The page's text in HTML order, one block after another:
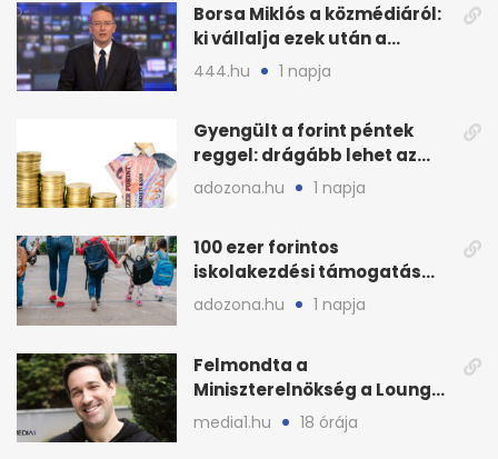
Borsa Miklós a közmédiáról:
ki vállalja ezek után a
munkát?
444.hu 1 napja
Gyengült a forint péntek
reggel: drágább lehet az
euró és a dollár
adozona.hu 1 napja
100 ezer forintos
iskolakezdési támogatás
2026 őszén: adózás,
munkáltatói plusz
adozona.hu 1 napja
Felmondta a
Miniszterelnökség a Lounge
Event keretszerződését
media1.hu 18 órája